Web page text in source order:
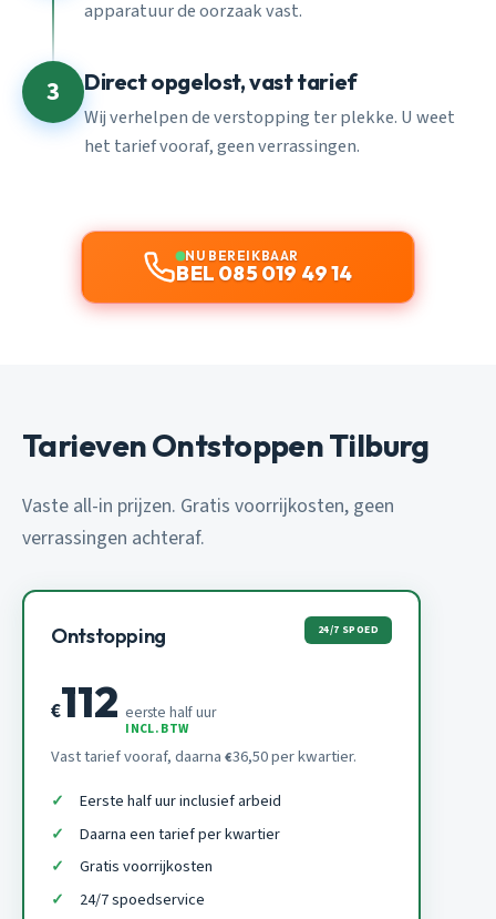
apparatuur de oorzaak vast.
3 Direct opgelost, vast tarief
Wij verhelpen de verstopping ter plekke. U weet
het tarief vooraf, geen verrassingen.
NU BEREIKBAAR
BEL 085 019 49 14
Tarieven Ontstoppen Tilburg
Vaste all-in prijzen. Gratis voorrijkosten, geen
verrassingen achteraf.
Ontstopping 24/7 SPOED
€112 eerste half uur
INCL. BTW
Vast tarief vooraf, daarna €36,50 per kwartier.
Eerste half uur inclusief arbeid
Daarna een tarief per kwartier
Gratis voorrijkosten
24/7 spoedservice